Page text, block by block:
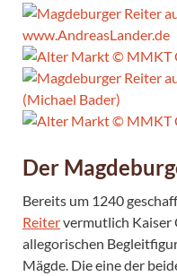
Der
Bereits um 1240
Reitervermutlich Kaiser
allegorischen
Mägde. Die eine der